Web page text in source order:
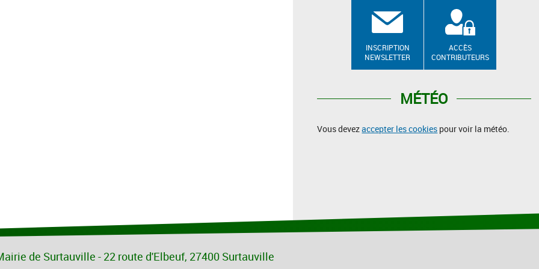
INSCRIPTION
NEWSLETTER
ACCÈS
CONTRIBUTEURS
MÉTÉO
Vous devezaccepter les cookies pour voir la météo.
de Surtauville - 22 route d'Elbeuf, 27400 Surtauville